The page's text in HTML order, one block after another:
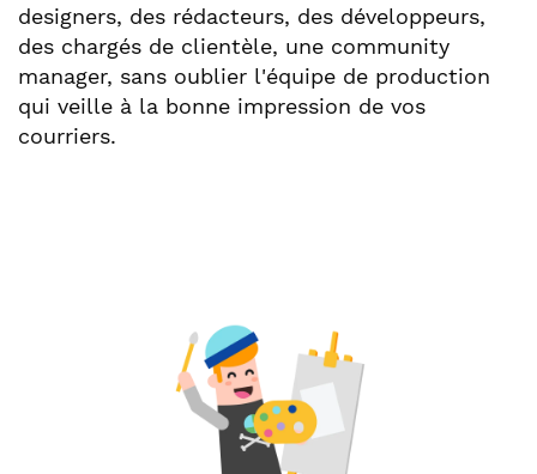
designers, des rédacteurs, des développeurs,
des chargés de clientèle, une community
manager, sans oublier l'équipe de production
qui veille à la bonne impression de vos
courriers.